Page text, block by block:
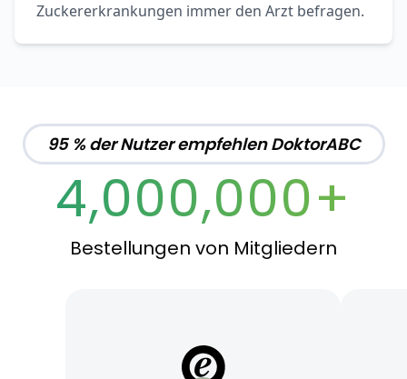
Zuckererkrankungen immer den Arzt befragen.
95 % der Nutzer empfehlen DoktorABC
4,000,000+
Bestellungen von Mitgliedern